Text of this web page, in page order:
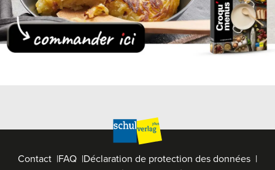
Contact FAQ Déclaration de protection des données